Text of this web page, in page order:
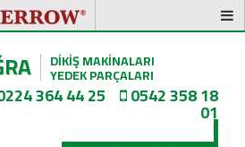
DİKİŞ MAKİNALARI
YEDEK PARÇALARI
364 44 25 0542 358 18
01